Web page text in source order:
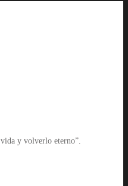
y volverlo eterno”.